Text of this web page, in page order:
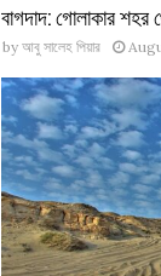
বাগদাদ: গোলাকার
by আবু সালেহ পিয়ার